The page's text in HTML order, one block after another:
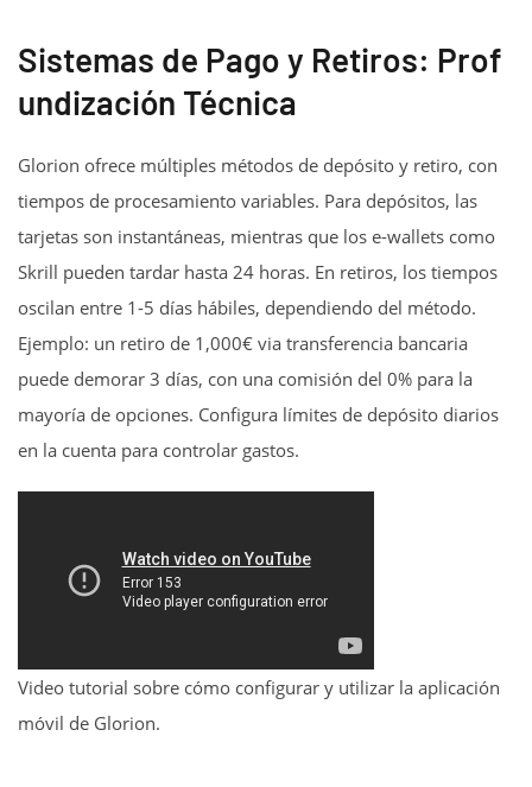
Sistemas de Pago y Retiros: Prof
undización Técnica
Glorion ofrece múltiples métodos de depósito y retiro, con
tiempos de procesamiento variables. Para depósitos, las
tarjetas son instantáneas, mientras que los e-wallets como
Skrill pueden tardar hasta 24 horas. En retiros, los tiempos
oscilan entre 1-5 días hábiles, dependiendo del método.
Ejemplo: un retiro de 1,000€ via transferencia bancaria
puede demorar 3 días, con una comisión del 0% para la
mayoría de opciones. Configura límites de depósito diarios
en la cuenta para controlar gastos.
Video tutorial sobre cómo configurar y utilizar la aplicación
móvil de Glorion.